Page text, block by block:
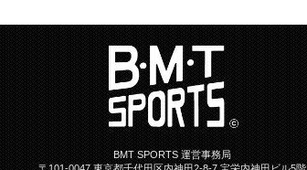
BMT SPORTS 運営事務局